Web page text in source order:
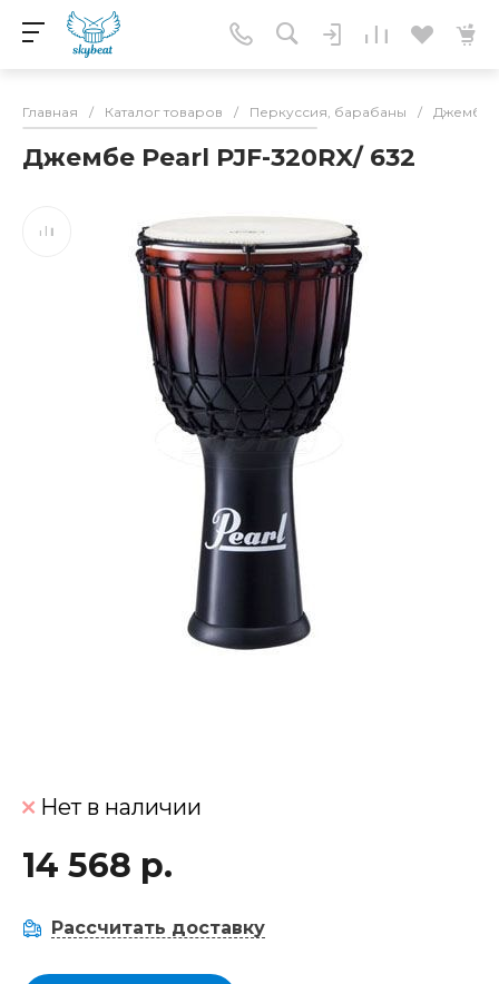
Главная / Каталог товаров / Перкуссия, барабаны / Джембе
Джембе Pearl PJF-320RX/ 632
Нет в наличии
14 568 р.
Рассчитать доставку